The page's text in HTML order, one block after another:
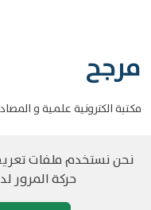
مرجح
مكتبة الكترونية علمية و
نحن نستخدم ملفات
حركة المرور